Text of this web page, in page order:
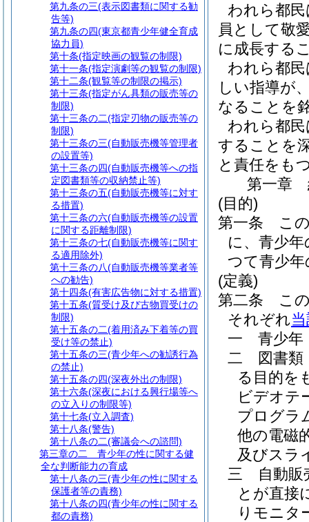
われら都
員として敬
に成長する
われら都
しい指導が
なることを
われら都
することを
と責任をも
第一章
(目的)
第一条
こ
に、青少
つて青少
(定義)
第二条
こ
それぞれ
一
青少
二
図書
る目的を
ビデオテ
プログラ
他の電磁
及びスラ
三
自動
とが直接
りモニタ
第九条の三(表示図書類に関する勧
告等)
第九条の四(東京都青少年健全育成
協力員)
第十条(指定映画の観覧の制限)
第十一条(指定演劇等の観覧の制限)
第十二条(観覧等の制限の掲示)
第十三条(指定がん具類の販売等の
制限)
第十三条の二(指定刃物の販売等の
制限)
第十三条の三(自動販売機等管理者
の設置等)
第十三条の四(自動販売機等への指
定図書類等の収納禁止等)
第十三条の五(自動販売機等に対す
る措置)
第十三条の六(自動販売機等の設置
に関する距離制限)
第十三条の七(自動販売機等に関す
る適用除外)
第十三条の八(自動販売機等業者等
への勧告)
第十四条(有害広告物に対する措置)
第十五条(質受け及び古物買受けの
制限)
第十五条の二(着用済み下着等の買
受け等の禁止)
第十五条の三(青少年への勧誘行為
の禁止)
第十五条の四(深夜外出の制限)
第十六条(深夜における興行場等へ
の立入りの制限等)
第十七条(立入調査)
第十八条(警告)
第十八条の二(審議会への諮問)
第三章の二
青少年の性に関する健
全な判断能力の育成
第十八条の三(青少年の性に関する
保護者等の責務)
第十八条の四(青少年の性に関する
都の責務)